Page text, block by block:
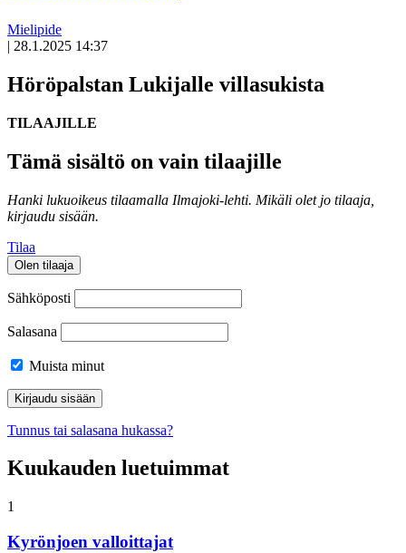
Mielipide
| 28.1.2025 14:37
Höröpalstan Lukijalle villasukista
TILAAJILLE
Tämä sisältö on vain tilaajille
Hanki lukuoikeus tilaamalla Ilmajoki-lehti. Mikäli olet jo tilaaja,
kirjaudu sisään.
Tilaa
Olen tilaaja
Sähköposti
Salasana
Muista minut
Tunnus tai salasana hukassa?
Kuukauden luetuimmat
1
Kyrönjoen valloittajat